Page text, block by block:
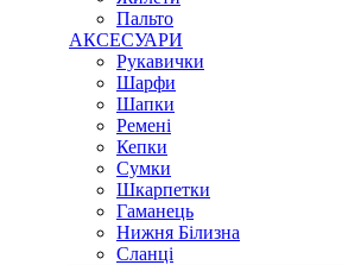
Пальто
АКСЕСУАРИ
Рукавички
Шарфи
Шапки
Ремені
Кепки
Сумки
Шкарпетки
Гаманець
Нижня Білизна
Сланці